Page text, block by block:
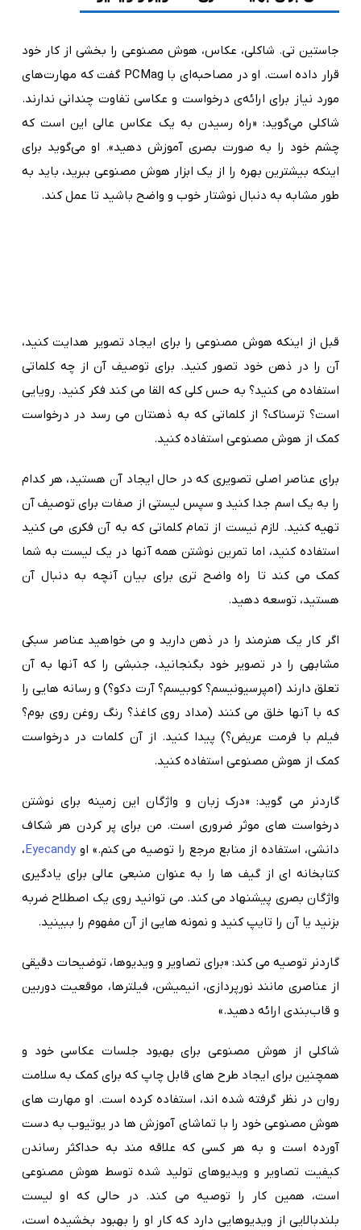
جاستین تی. شاکلی، عکاس، هوش مصنوعی را بخشی از کار خود
قرار داده است. او در مصاحبه‌ای با PCMag گفت که مهارت‌های
مورد نیاز برای ارائه‌ی درخواست و عکاسی تفاوت چندانی ندارند.
شاکلی می‌گوید: «راه رسیدن به یک عکاس عالی این است که
چشم خود را به صورت بصری آموزش دهید». او می‌گوید برای
اینکه بیشترین بهره را از یک ابزار هوش مصنوعی ببرید، باید به
طور مشابه به دنبال نوشتار خوب و واضح باشید تا عمل کند.
قبل از اینکه هوش مصنوعی را برای ایجاد تصویر هدایت کنید،
آن را در ذهن خود تصور کنید. برای توصیف آن از چه کلماتی
استفاده می کنید؟ به حس کلی که القا می کند فکر کنید. رویایی
است؟ ترسناک؟ از کلماتی که به ذهنتان می رسد در درخواست
کمک از هوش مصنوعی استفاده کنید.
برای عناصر اصلی تصویری که در حال ایجاد آن هستید، هر کدام
را به یک اسم جدا کنید و سپس لیستی از صفات برای توصیف آن
تهیه کنید. لازم نیست از تمام کلماتی که به آن فکری می کنید
استفاده کنید، اما تمرین نوشتن همه آنها در یک لیست به شما
کمک می کند تا راه واضح تری برای بیان آنچه به دنبال آن
هستید، توسعه دهید.
اگر کار یک هنرمند را در ذهن دارید و می خواهید عناصر سبکی
مشابهی را در تصویر خود بگنجانید، جنبشی را که آنها به آن
تعلق دارند (امپرسیونیسم؟ کوبیسم؟ آرت دکو؟) و رسانه هایی را
که با آنها خلق می کنند (مداد روی کاغذ؟ رنگ روغن روی بوم؟
فیلم با فرمت عریض؟) پیدا کنید. از آن کلمات در درخواست
کمک از هوش مصنوعی استفاده کنید.
گاردنر می گوید: «درک زبان و واژگان این زمینه برای نوشتن
درخواست های موثر ضروری است. من برای پر کردن هر شکاف
دانشی، استفاده از منابع مرجع را توصیه می کنم.» اوEyecandy،
کتابخانه ای از گیف ها را به عنوان منبعی عالی برای یادگیری
واژگان بصری پیشنهاد می کند. می توانید روی یک اصطلاح ضربه
بزنید یا آن را تایپ کنید و نمونه هایی از آن مفهوم را ببینید.
گاردنر توصیه می کند: «برای تصاویر و ویدیوها، توضیحات دقیقی
از عناصری مانند نورپردازی، انیمیشن، فیلترها، موقعیت دوربین
و قاب‌بندی ارائه دهید.»
شاکلی از هوش مصنوعی برای بهبود جلسات عکاسی خود و
همچنین برای ایجاد طرح های قابل چاپ که برای کمک به سلامت
روان در نظر گرفته شده اند، استفاده کرده است. او مهارت های
هوش مصنوعی خود را با تماشای آموزش ها در یوتیوب به دست
آورده است و به هر کسی که علاقه مند به حداکثر رساندن
کیفیت تصاویر و ویدیوهای تولید شده توسط هوش مصنوعی
است، همین کار را توصیه می کند. در حالی که او لیست
بلندبالایی از ویدیوهایی دارد که کار او را بهبود بخشیده است،